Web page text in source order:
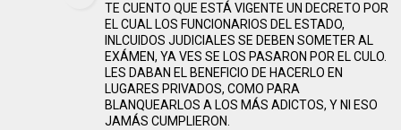
TE CUENTO QUE ESTÁ VIGENTE UN DECRETO POR
EL CUAL LOS FUNCIONARIOS DEL ESTADO,
INLCUIDOS JUDICIALES SE DEBEN SOMETER AL
EXÁMEN, YA VES SE LOS PASARON POR EL CULO.
LES DABAN EL BENEFICIO DE HACERLO EN
LUGARES PRIVADOS, COMO PARA
BLANQUEARLOS A LOS MÁS ADICTOS, Y NI ESO
JAMÁS CUMPLIERON.